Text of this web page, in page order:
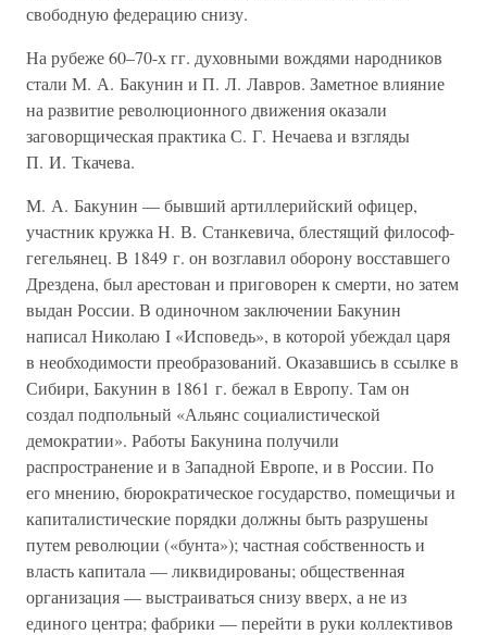
свободную федерацию снизу.
На рубеже 60–70-х гг. духовными вождями народников
стали М. А. Бакунин и П. Л. Лавров. Заметное влияние
на развитие революционного движения оказали
заговорщическая практика С. Г. Нечаева и взгляды
П. И. Ткачева.
М. А. Бакунин — бывший артиллерийский офицер,
участник кружка Н. В. Станкевича, блестящий философ-
гегельянец. В 1849 г. он возглавил оборону восставшего
Дрездена, был арестован и приговорен к смерти, но затем
выдан России. В одиночном заключении Бакунин
написал Николаю I «Исповедь», в которой убеждал царя
в необходимости преобразований. Оказавшись в ссылке в
Сибири, Бакунин в 1861 г. бежал в Европу. Там он
создал подпольный «Альянс социалистической
демократии». Работы Бакунина получили
распространение и в Западной Европе, и в России. По
его мнению, бюрократическое государство, помещичьи и
капиталистические порядки должны быть разрушены
путем революции («бунта»); частная собственность и
власть капитала — ликвидированы; общественная
организация — выстраиваться снизу вверх, а не из
единого центра; фабрики — перейти в руки коллективов